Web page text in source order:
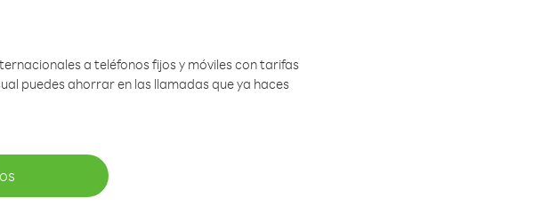
a teléfonos fijos y móviles con tarifas
puedes ahorrar en las llamadas que ya haces